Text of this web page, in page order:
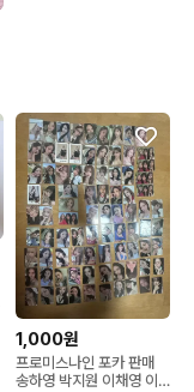
1,000원
프로미스나인 포카 판매
송하영 박지원 이채영 이